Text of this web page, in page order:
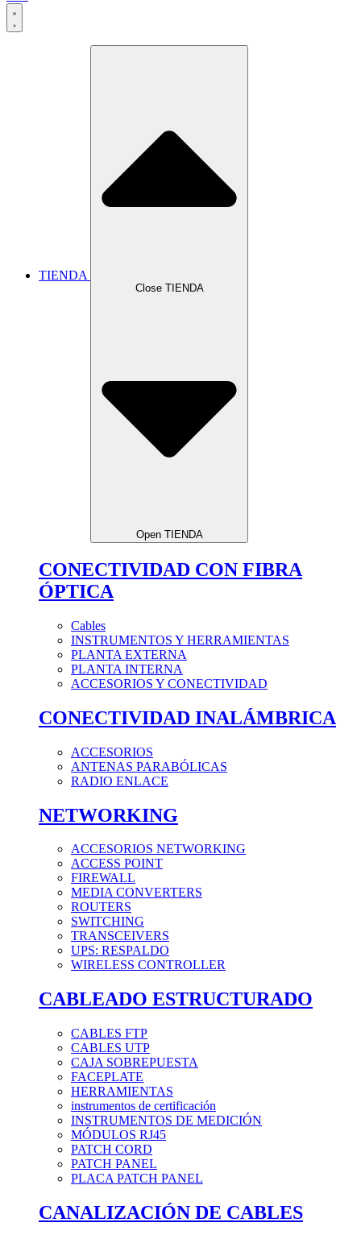
TIENDA
Close TIENDA
Open TIENDA
CONECTIVIDAD CON FIBRA
ÓPTICA
Cables
INSTRUMENTOS Y HERRAMIENTAS
PLANTA EXTERNA
PLANTA INTERNA
ACCESORIOS Y CONECTIVIDAD
CONECTIVIDAD INALÁMBRICA
ACCESORIOS
ANTENAS PARABÓLICAS
RADIO ENLACE
NETWORKING
ACCESORIOS NETWORKING
ACCESS POINT
FIREWALL
MEDIA CONVERTERS
ROUTERS
SWITCHING
TRANSCEIVERS
UPS: RESPALDO
WIRELESS CONTROLLER
CABLEADO ESTRUCTURADO
CABLES FTP
CABLES UTP
CAJA SOBREPUESTA
FACEPLATE
HERRAMIENTAS
instrumentos de certificación
INSTRUMENTOS DE MEDICIÓN
MÓDULOS RJ45
PATCH CORD
PATCH PANEL
PLACA PATCH PANEL
CANALIZACIÓN DE CABLES